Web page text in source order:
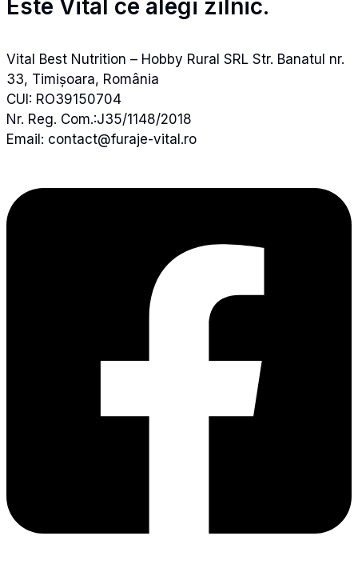
Este Vital ce alegi zilnic.
Vital Best Nutrition – Hobby Rural SRL Str. Banatul nr.
33, Timișoara, România
CUI: RO39150704
Nr. Reg. Com.:J35/1148/2018
Email: contact@furaje-vital.ro